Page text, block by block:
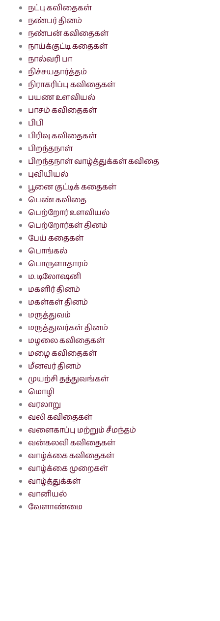
நட்பு கவிதைகள்
நண்பர் தினம்
நண்பன் கவிதைகள்
நாய்க்குட்டி கதைகள்
நால்வரி பா
நிச்சயதார்த்தம்
நிராகரிப்பு கவிதைகள்
பயண உளவியல்
பாசம் கவிதைகள்
பிபி
பிரிவு கவிதைகள்
பிறந்தநாள்
பிறந்தநாள் வாழ்த்துக்கள் கவிதை
புவியியல்
பூனை குட்டிக் கதைகள்
பெண் கவிதை
பெற்றோர் உளவியல்
பெற்றோர்கள் தினம்
பேய் கதைகள்
பொங்கல்
பொருளாதாரம்
ம. டிலோஷனி
மகளிர் தினம்
மகள்கள் தினம்
மருத்துவம்
மருத்துவர்கள் தினம்
மழலை கவிதைகள்
மழை கவிதைகள்
மீனவர் தினம்
முயற்சி தத்துவங்கள்
மொழி
வரலாறு
வலி கவிதைகள்
வளைகாப்பு மற்றும் சீமந்தம்
வன்கலவி கவிதைகள்
வாழ்க்கை கவிதைகள்
வாழ்க்கை முறைகள்
வாழ்த்துக்கள்
வானியல்
வேளாண்மை